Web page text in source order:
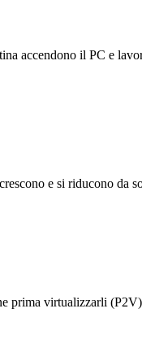
accendono il PC e
e si riducono da
prima virtualizzarli